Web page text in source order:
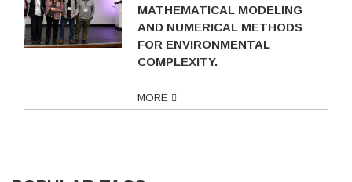
MATHEMATICAL MODELING
AND NUMERICAL METHODS
FOR ENVIRONMENTAL
COMPLEXITY.
MORE